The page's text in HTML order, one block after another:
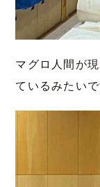
マグロ人間が
ているみたい